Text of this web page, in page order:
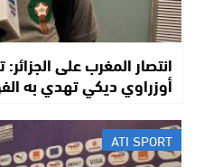
انتصار المغرب على
أوزراوي ديكي تهدي به
ATI SPORT